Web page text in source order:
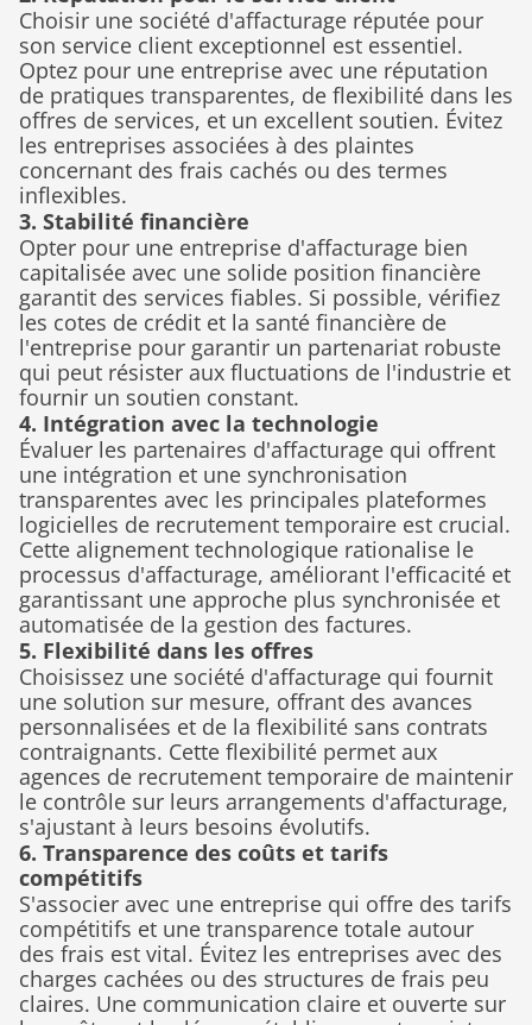
Choisir une société d'affacturage réputée pour
son service client exceptionnel est essentiel.
Optez pour une entreprise avec une réputation
de pratiques transparentes, de flexibilité dans les
offres de services, et un excellent soutien. Évitez
les entreprises associées à des plaintes
concernant des frais cachés ou des termes
inflexibles.
3. Stabilité financière
Opter pour une entreprise d'affacturage bien
capitalisée avec une solide position financière
garantit des services fiables. Si possible, vérifiez
les cotes de crédit et la santé financière de
l'entreprise pour garantir un partenariat robuste
qui peut résister aux fluctuations de l'industrie et
fournir un soutien constant.
4. Intégration avec la technologie
Évaluer les partenaires d'affacturage qui offrent
une intégration et une synchronisation
transparentes avec les principales plateformes
logicielles de recrutement temporaire est crucial.
Cette alignement technologique rationalise le
processus d'affacturage, améliorant l'efficacité et
garantissant une approche plus synchronisée et
automatisée de la gestion des factures.
5. Flexibilité dans les offres
Choisissez une société d'affacturage qui fournit
une solution sur mesure, offrant des avances
personnalisées et de la flexibilité sans contrats
contraignants. Cette flexibilité permet aux
agences de recrutement temporaire de maintenir
le contrôle sur leurs arrangements d'affacturage,
s'ajustant à leurs besoins évolutifs.
6. Transparence des coûts et tarifs
compétitifs
S'associer avec une entreprise qui offre des tarifs
compétitifs et une transparence totale autour
des frais est vital. Évitez les entreprises avec des
charges cachées ou des structures de frais peu
claires. Une communication claire et ouverte sur